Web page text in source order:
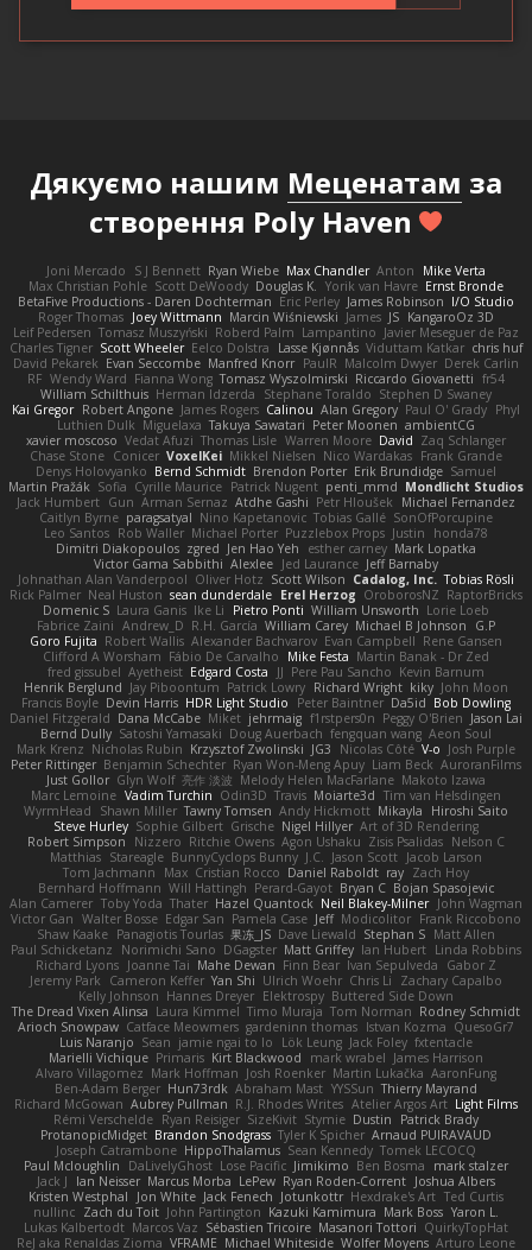
Дякуємо нашим Меценатам за
створення Poly Haven
Joni Mercado S J Bennett Ryan Wiebe Max Chandler Anton
Mike Verta
Max Christian Pohle Scott DeWoody Douglas K. Yorik van Havre Ernst Bronde
BetaFive Productions - Daren Dochterman Eric Perley James Robinson I/O Studio
Roger Thomas Joey Wittmann Marcin Wiśniewski James JS KangaroOz 3D
Leif Pedersen Tomasz Muszyński Roberd Palm Lampantino Javier Meseguer de Paz
Charles Tigner Scott Wheeler Eelco Dolstra Lasse Kjønnås Viduttam Katkar chris huf
David Pekarek Evan Seccombe Manfred Knorr PaulR Malcolm Dwyer Derek Carlin
RF Wendy Ward Fianna Wong Tomasz Wyszolmirski Riccardo Giovanetti fr54
William Schilthuis Herman Idzerda Stephane Toraldo Stephen D Swaney
Kai Gregor Robert Angone James Rogers Calinou Alan Gregory Paul O' Grady Phyl
Luthien Dulk Miguelaxa Takuya Sawatari Peter Moonen ambientCG
xavier moscoso Vedat Afuzi Thomas Lisle Warren Moore David Zaq Schlanger
Chase Stone Conicer VoxelKei Mikkel Nielsen Nico Wardakas Frank Grande
Denys Holovyanko Bernd Schmidt Brendon Porter Erik Brundidge Samuel
Martin Pražák Sofia Cyrille Maurice Patrick Nugent penti_mmd Mondlicht Studios
Jack Humbert Gun Arman Sernaz Atdhe Gashi Petr Hloušek
Michael Fernandez
Caitlyn Byrne paragsatyal Nino Kapetanovic Tobias Gallé SonOfPorcupine
Leo Santos Rob Waller Michael Porter Puzzlebox Props Justin
honda78
Dimitri Diakopoulos zgred Jen Hao Yeh esther carney Mark Lopatka
Victor Gama Sabbithi Alexlee Jed Laurance Jeff Barnaby
Johnathan Alan Vanderpool Oliver Hotz Scott Wilson Cadalog, Inc. Tobias Rösli
Rick Palmer Neal Huston sean dunderdale Erel Herzog OroborosNZ RaptorBricks
Domenic S Laura Ganis Ike Li Pietro Ponti William Unsworth Lorie Loeb
Fabrice Zaini Andrew_D R.H. García William Carey Michael B Johnson
G.P
Goro Fujita Robert Wallis Alexander Bachvarov Evan Campbell Rene Gansen
Clifford A Worsham Fábio De Carvalho Mike Festa Martin Banak - Dr Zed
fred gissubel Ayetheist Edgard Costa JJ Pere Pau Sancho Kevin Barnum
Henrik Berglund Jay Piboontum Patrick Lowry Richard Wright kiky John Moon
Francis Boyle Devin Harris HDR Light Studio Peter Baintner Da5id Bob Dowling
Daniel Fitzgerald Dana McCabe Miket jehrmaig f1rstpers0n Peggy O'Brien Jason Lai
Bernd Dully Satoshi Yamasaki Doug Auerbach fengquan wang Aeon Soul
Mark Krenz Nicholas Rubin Krzysztof Zwolinski JG3 Nicolas Côté V-o Josh Purple
Peter Rittinger Benjamin Schechter Ryan Won-Meng Apuy Liam Beck AuroranFilms
Just Gollor Glyn Wolf 亮作 淡波 Melody Helen MacFarlane Makoto Izawa
Marc Lemoine Vadim Turchin Odin3D Travis Moiarte3d Tim van Helsdingen
WyrmHead
Shawn Miller Tawny Tomsen Andy Hickmott Mikayla
Hiroshi Saito
Steve Hurley Sophie Gilbert Grische Nigel Hillyer Art of 3D Rendering
Robert Simpson
Nizzero Ritchie Owens Agon Ushaku Zisis Psalidas Nelson C
Matthias Stareagle BunnyCyclops Bunny J.C. Jason Scott Jacob Larson
Tom Jachmann
Max Cristian Rocco Daniel Raboldt ray Zach Hoy
Bernhard Hoffmann Will Hattingh Perard-Gayot Bryan C Bojan Spasojevic
Alan Camerer Toby Yoda Thater Hazel Quantock Neil Blakey-Milner John Wagman
Victor Gan Walter Bosse Edgar San Pamela Case Jeff Modicolitor Frank Riccobono
Shaw Kaake Panagiotis Tourlas 果冻_JS Dave Liewald Stephan S Matt Allen
Paul Schicketanz
Norimichi Sano DGagster Matt Griffey Ian Hubert Linda Robbins
Richard Lyons Joanne Tai Mahe Dewan Finn Bear Ivan Sepulveda
Gabor Z
Jeremy Park
Cameron Keffer Yan Shi Ulrich Woehr Chris Li
Zachary Capalbo
Kelly Johnson Hannes Dreyer Elektrospy Buttered Side Down
The Dread Vixen Alinsa Laura Kimmel Timo Muraja Tom Norman Rodney Schmidt
Arioch Snowpaw Catface Meowmers gardeninn thomas Istvan Kozma QuesoGr7
Luis Naranjo Sean jamie ngai to lo Lök Leung Jack Foley fxtentacle
Marielli Vichique Primaris Kirt Blackwood mark wrabel James Harrison
Alvaro Villagomez Mark Hoffman Josh Roenker Martin Lukačka AaronFung
Ben-Adam Berger Hun73rdk Abraham Mast YYSSun Thierry Mayrand
Richard McGowan Aubrey Pullman R.J. Rhodes Writes Atelier Argos Art Light Films
Rémi Verschelde Ryan Reisiger SizeKivit Stymie Dustin
Patrick Brady
ProtanopicMidget Brandon Snodgrass Tyler K Spicher Arnaud PUIRAVAUD
Joseph Catrambone HippoThalamus Sean Kennedy Tomek LECOCQ
Paul Mcloughlin
DaLivelyGhost Lose Pacific Jimikimo Ben Bosma
mark stalzer
Jack J
Ian Neisser Marcus Morba LePew Ryan Roden-Corrent Joshua Albers
Kristen Westphal
Jon White Jack Fenech Jotunkottr Hexdrake's Art Ted Curtis
nullinc Zach du Toit John Partington Kazuki Kamimura Mark Boss Yaron L.
Lukas Kalbertodt Marcos Vaz Sébastien Tricoire Masanori Tottori QuirkyTopHat
ReJ aka Renaldas Zioma VFRAME Michael Whiteside Wolfer Moyens Arturo Leone